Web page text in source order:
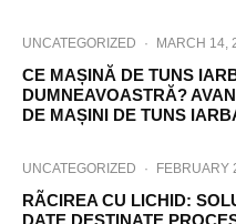
UNCATEGORIZED · MARCH 14,
CE MAȘINĂ DE TUNS
DUMNEAVOASTRĂ?
DE MAȘINI DE TUNS
UNCATEGORIZED · FEBRUARY
RÃCIREA CU LICHID:
DATE DESTINATE